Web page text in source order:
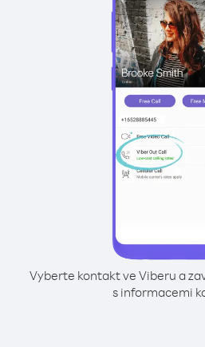
Vyberte kontakt ve Viberu a
s informacemi